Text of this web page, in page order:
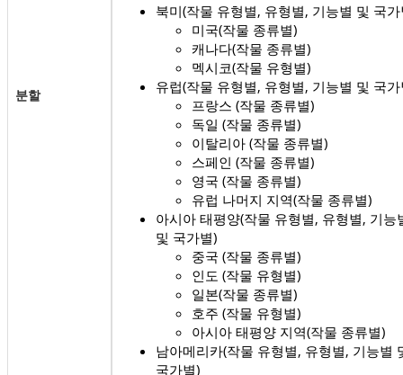
분할
북미(작물 유형별, 유형별, 기능별 및 국가
미국(작물 종류별)
캐나다(작물 종류별)
멕시코(작물 유형별)
유럽(작물 유형별, 유형별, 기능별 및 국가
프랑스 (작물 종류별)
독일 (작물 종류별)
이탈리아 (작물 종류별)
스페인 (작물 종류별)
영국 (작물 종류별)
유럽 ​​나머지 지역(작물 종류별)
아시아 태평양(작물 유형별, 유형별, 기능
및 국가별)
중국 (작물 종류별)
인도 (작물 유형별)
일본(작물 종류별)
호주 (작물 유형별)
아시아 태평양 지역(작물 종류별)
남아메리카(작물 유형별, 유형별, 기능별
국가별)